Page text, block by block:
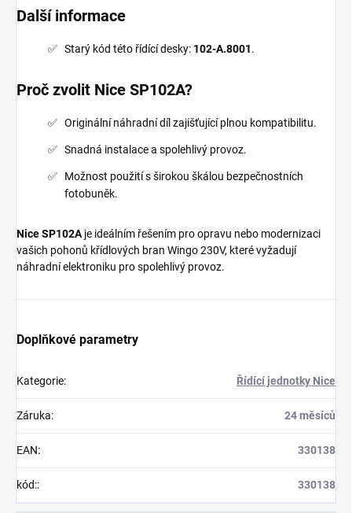
Další informace
Starý kód této řídící desky: 102-A.8001.
Proč zvolit Nice SP102A?
Originální náhradní díl zajišťující plnou kompatibilitu.
Snadná instalace a spolehlivý provoz.
Možnost použití s širokou škálou bezpečnostních
fotobuněk.
Nice SP102Aje ideálním řešením pro opravu nebo modernizaci
vašich pohonů křídlových bran Wingo 230V, které vyžadují
náhradní elektroniku pro spolehlivý provoz.
Doplňkové parametry
Kategorie: Řídící jednotky Nice
Záruka: 24 měsíců
EAN: 330138
kód:: 330138